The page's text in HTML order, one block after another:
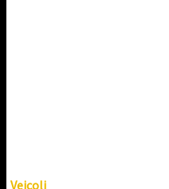
Veicoli